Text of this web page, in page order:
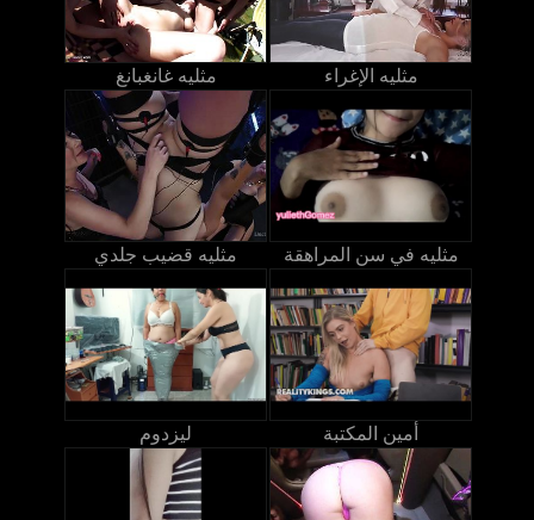
مثليه غانغبانغ مثليه الإغراء
مثليه قضيب جلدي مثليه في سن المراهقة
ليزدوم أمين المكتبة